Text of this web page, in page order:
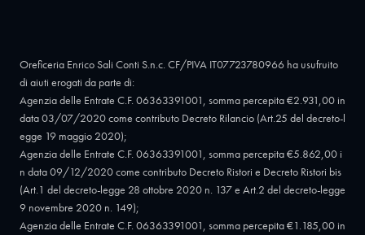
Oreficeria Enrico Sali Conti S.n.c. CF/PIVA IT07723780966 ha usufruito
di aiuti erogati da parte di:
Agenzia delle Entrate C.F. 06363391001, somma percepita €2.931,00 in
data 03/07/2020 come contributo Decreto Rilancio (Art.25 del decreto-l
egge 19 maggio 2020);
Agenzia delle Entrate C.F. 06363391001, somma percepita €5.862,00 i
n data 09/12/2020 come contributo Decreto Ristori e Decreto Ristori bis
(Art.1 del decreto-legge 28 ottobre 2020 n. 137 e Art.2 del decreto-legge
9 novembre 2020 n. 149);
Agenzia delle Entrate C.F. 06363391001, somma percepita €1.185,00 in